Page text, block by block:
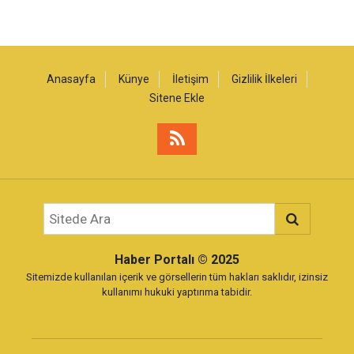
Anasayfa Künye İletişim
Gizlilik İlkeleri
Sitene Ekle
Haber Portalı © 2025
Sitemizde kullanılan içerik ve görsellerin tüm hakları saklıdır, izinsiz
kullanımı hukuki yaptırıma tabidir.